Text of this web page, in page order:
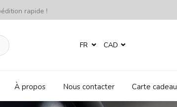
rapide !
FR CAD
À propos Nous contacter Carte cadeau